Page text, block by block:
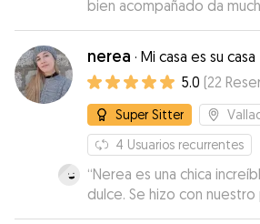
bien acompañado da
nerea · Mi casa es su casa
5.0 (22
Super Sitter
4 Usuarios recurrentes
“Nerea es una chica
dulce. Se hizo con
eso que de primeras